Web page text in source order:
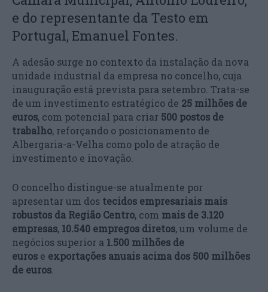
e do representante da Testo em
Portugal, Emanuel Fontes.
A adesão surge no contexto da instalação da nova
unidade industrial da empresa no concelho, cuja
inauguração está prevista para setembro. Trata-se
de um investimento estratégico de 25 milhões de
euros, com potencial para criar 500 postos de
trabalho, reforçando o posicionamento de
Albergaria-a-Velha como polo de atração de
investimento e inovação.
O concelho distingue-se atualmente por
apresentar um dos tecidos empresariais mais
robustos da Região Centro, com mais de 3.120
empresas, 10.540 empregos diretos, um volume de
negócios superior a 1.500 milhões de
euros e exportações anuais acima dos 500 milhões
de euros